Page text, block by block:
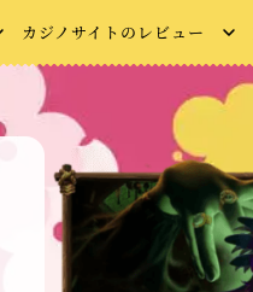
カジノサイトのレビュー